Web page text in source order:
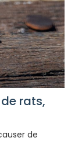
rats,
de